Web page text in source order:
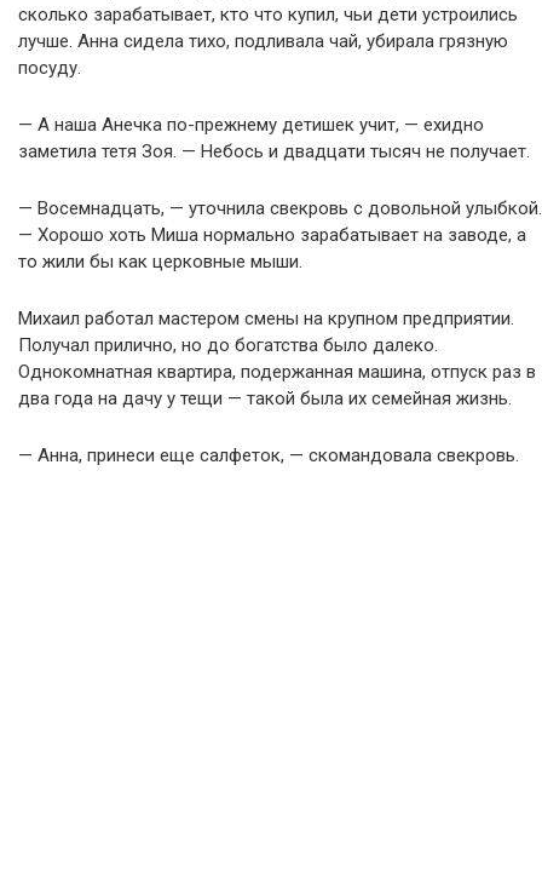
сколько зарабатывает, кто что купил, чьи дети устроились
лучше. Анна сидела тихо, подливала чай, убирала грязную
посуду.
— А наша Анечка по-прежнему детишек учит, — ехидно
заметила тетя Зоя. — Небось и двадцати тысяч не получает.
— Восемнадцать, — уточнила свекровь с довольной улыбкой.
— Хорошо хоть Миша нормально зарабатывает на заводе, а
то жили бы как церковные мыши.
Михаил работал мастером смены на крупном предприятии.
Получал прилично, но до богатства было далеко.
Однокомнатная квартира, подержанная машина, отпуск раз в
два года на дачу у тещи — такой была их семейная жизнь.
— Анна, принеси еще салфеток, — скомандовала свекровь.